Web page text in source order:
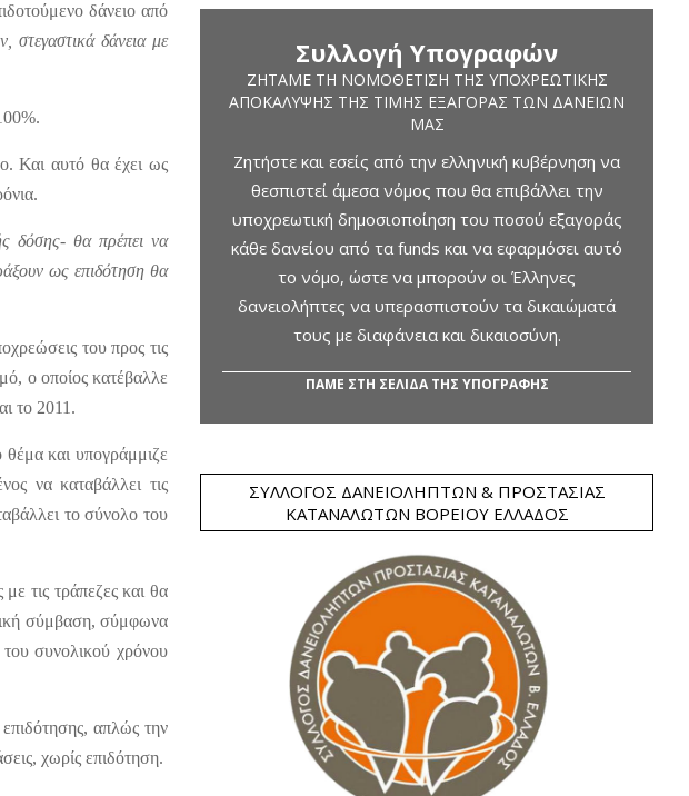
δάνειο από
δάνεια με
Και αυτό θα έχει ως
δόσης- θα πρέπει να
ως επιδότηση θα
του προς τις
ο οποίος κατέβαλλε
το 2011.
και υπογράμμιζε
να καταβάλλει τις
το σύνολο του
τις τράπεζες και θα
σύμβαση, σύμφωνα
συνολικού χρόνου
απλώς την
χωρίς επιδότηση.
Συλλογή Υπογραφών
ΖΗΤΆΜΕ ΤΗ ΝΟΜΟΘΈΤΙΣΗ ΤΗΣ ΥΠΟΧΡΕΩΤΙΚΉΣ
ΑΠΟΚΆΛΥΨΗΣ ΤΗΣ ΤΙΜΉΣ ΕΞΑΓΟΡΆΣ ΤΩΝ ΔΑΝΕΊΩΝ
ΜΑΣ
Ζητήστε και εσείς από την ελληνική κυβέρνηση να
θεσπιστεί άμεσα νόμος που θα επιβάλλει την
υποχρεωτική δημοσιοποίηση του ποσού εξαγοράς
κάθε δανείου από τα funds και να εφαρμόσει αυτό
το νόμο, ώστε να μπορούν οι Έλληνες
δανειολήπτες να υπερασπιστούν τα δικαιώματά
τους με διαφάνεια και δικαιοσύνη.
ΠΑΜΕ ΣΤΗ ΣΕΛΙΔΑ ΤΗΣ ΥΠΟΓΡΑΦΗΣ
ΣΎΛΛΟΓΟΣ ΔΑΝΕΙΟΛΗΠΤΏΝ & ΠΡΟΣΤΑΣΊΑΣ
ΚΑΤΑΝΑΛΩΤΏΝ ΒΟΡΕΊΟΥ ΕΛΛΆΔΟΣ